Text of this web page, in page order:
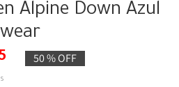
Alpine Down Azul
50 %OFF